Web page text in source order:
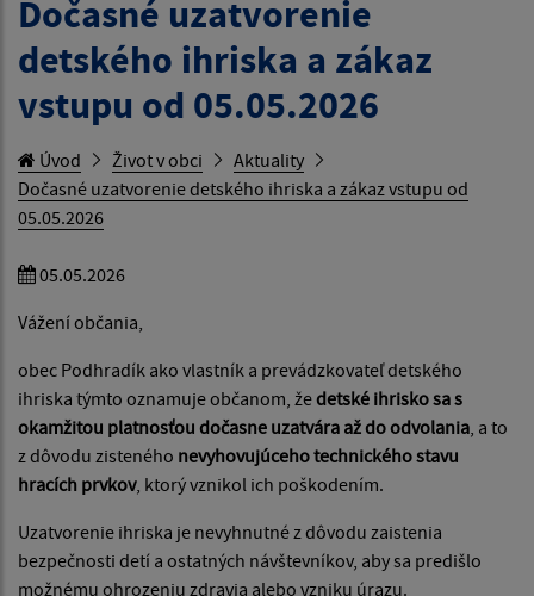
Dočasné uzatvorenie
detského ihriska a zákaz
vstupu od 05.05.2026
Úvod Život v obci
Aktuality
Dočasné uzatvorenie detského ihriska a zákaz vstupu od
05.05.2026
05.05.2026
Vážení občania,
obec Podhradík ako vlastník a prevádzkovateľ detského
ihriska týmto oznamuje občanom, žedetské ihrisko sa s
okamžitou platnosťou dočasne uzatvára až do odvolania , a to
z dôvodu zisteného nevyhovujúceho technického stavu
hracích prvkov, ktorý vznikol ich poškodením.
Uzatvorenie ihriska je nevyhnutné z dôvodu zaistenia
bezpečnosti detí a ostatných návštevníkov, aby sa predišlo
možnému ohrozeniu zdravia alebo vzniku úrazu.